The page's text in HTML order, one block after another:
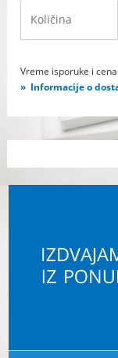
Vreme isporuke i
Informacije o